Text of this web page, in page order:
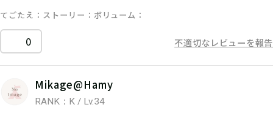
てごたえ ストーリー ボリューム
0 不適切なレビューを報告
Mikage@Hamy
RANK：K / Lv.34